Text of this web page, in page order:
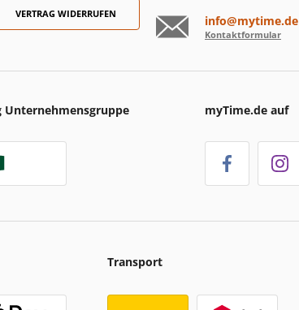
VERTRAG WIDERRUFEN info@mytime.de
Kontaktformular
Unternehmensgruppe myTime.de auf
Transport